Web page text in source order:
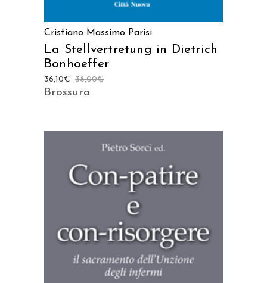
Cristiano Massimo Parisi
La Stellvertretung in Dietrich
Bonhoeffer
38,00€
36,10€
Brossura
AGGIUNGI AL CARRELLO